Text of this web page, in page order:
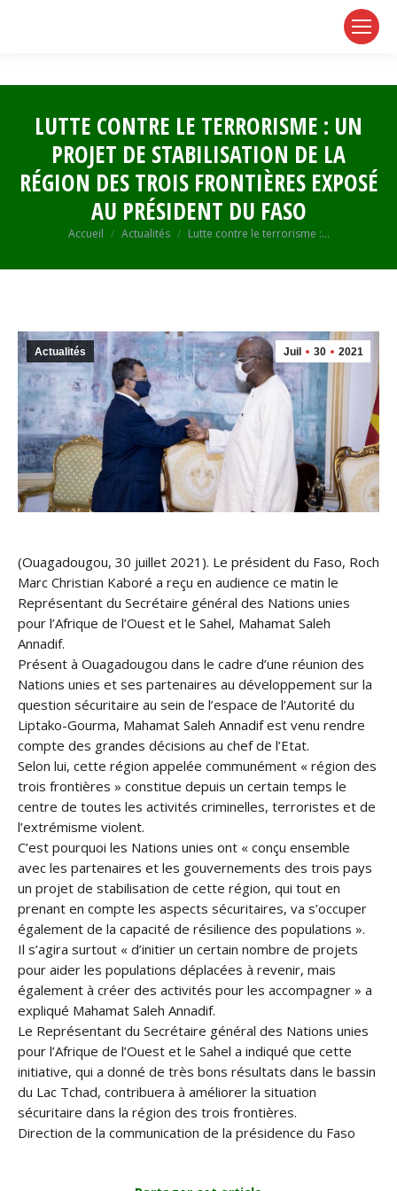
LUTTE CONTRE LE TERRORISME : UN
PROJET DE STABILISATION DE LA
RÉGION DES TROIS FRONTIÈRES EXPOSÉ
AU PRÉSIDENT DU FASO
Vous êtes ici :
Accueil Actualités Lutte contre le terrorisme :…
Juil 30 2021
Actualités
(Ouagadougou, 30 juillet 2021). Le président du Faso, Roch
Marc Christian Kaboré a reçu en audience ce matin le
Représentant du Secrétaire général des Nations unies
pour l’Afrique de l’Ouest et le Sahel, Mahamat Saleh
Annadif.
Présent à Ouagadougou dans le cadre d’une réunion des
Nations unies et ses partenaires au développement sur la
question sécuritaire au sein de l’espace de l’Autorité du
Liptako-Gourma, Mahamat Saleh Annadif est venu rendre
compte des grandes décisions au chef de l’Etat.
Selon lui, cette région appelée communément « région des
trois frontières » constitue depuis un certain temps le
centre de toutes les activités criminelles, terroristes et de
l’extrémisme violent.
C’est pourquoi les Nations unies ont « conçu ensemble
avec les partenaires et les gouvernements des trois pays
un projet de stabilisation de cette région, qui tout en
prenant en compte les aspects sécuritaires, va s’occuper
également de la capacité de résilience des populations ».
Il s’agira surtout « d’initier un certain nombre de projets
pour aider les populations déplacées à revenir, mais
également à créer des activités pour les accompagner » a
expliqué Mahamat Saleh Annadif.
Le Représentant du Secrétaire général des Nations unies
pour l’Afrique de l’Ouest et le Sahel a indiqué que cette
initiative, qui a donné de très bons résultats dans le bassin
du Lac Tchad, contribuera à améliorer la situation
sécuritaire dans la région des trois frontières.
Direction de la communication de la présidence du Faso